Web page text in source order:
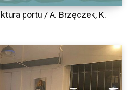
portu / A. Brzęczek, K.